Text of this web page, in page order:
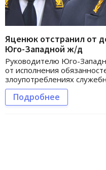
Яценюк отстранил от
Юго-Западной ж/д
Руководителю Юго-
от исполнения
злоупотреблениях
Подробнее